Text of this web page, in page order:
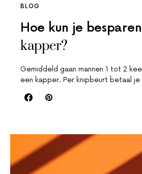
BLOG
Hoe kun je
kapper?
Gemiddeld gaan mannen 1 tot 2
een kapper. Per knipbeurt betaal je